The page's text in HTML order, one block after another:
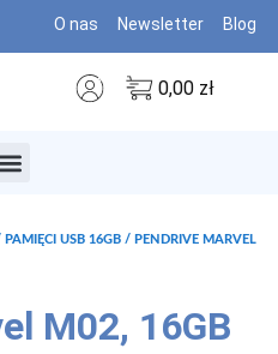
O nas Newsletter Blog
0,00 zł
PAMIĘCI USB 16GB / PENDRIVE MARVEL
M02, 16GB